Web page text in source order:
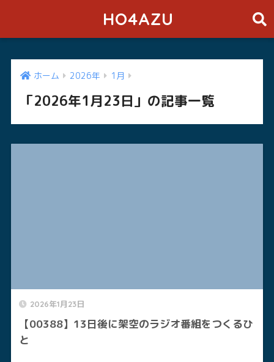
HO4AZU
ホーム 2026年 1月
「2026年1月23日」の記事一覧
2026年1月23日
【00388】13日後に架空のラジオ番組をつくるひ
と